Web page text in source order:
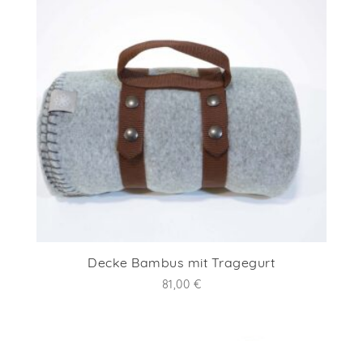
Decke Bambus mit Tragegurt
81,00 €